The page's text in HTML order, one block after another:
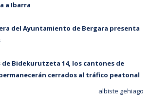
a Ibarra
del Ayuntamiento de Bergara presenta
de Bidekurutzeta 14, los cantones de
cerrados al tráfico peatonal
albiste gehiago